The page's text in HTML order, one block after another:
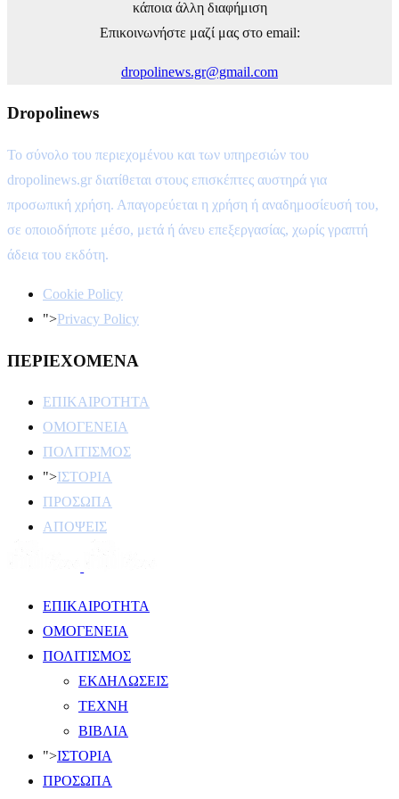
κάποια άλλη διαφήμιση
Επικοινωνήστε μαζί μας στο email:
dropolinews.gr@gmail.com
Dropolinews
Το σύνολο του περιεχομένου και των υπηρεσιών του
dropolinews.gr διατίθεται στους επισκέπτες αυστηρά για
προσωπική χρήση. Απαγορεύεται η χρήση ή αναδημοσίευσή του,
σε οποιοδήποτε μέσο, μετά ή άνευ επεξεργασίας, χωρίς γραπτή
άδεια του εκδότη.
Cookie Policy
">Privacy Policy
ΠΕΡΙΕΧΟΜΕΝΑ
ΕΠΙΚΑΙΡΟΤΗΤΑ
ΟΜΟΓΕΝΕΙΑ
ΠΟΛΙΤΙΣΜΟΣ
">ΙΣΤΟΡΙΑ
ΠΡΟΣΩΠΑ
ΑΠΟΨΕΙΣ
ΕΠΙΚΑΙΡΟΤΗΤΑ
ΟΜΟΓΕΝΕΙΑ
ΠΟΛΙΤΙΣΜΟΣ
ΕΚΔΗΛΩΣΕΙΣ
ΤΕΧΝΗ
ΒΙΒΛΙΑ
">ΙΣΤΟΡΙΑ
ΠΡΟΣΩΠΑ